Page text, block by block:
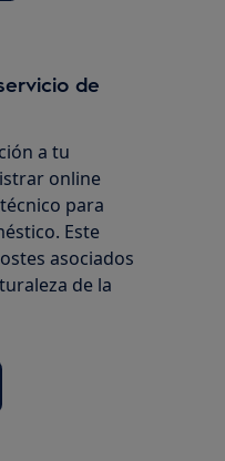
de
a tu
online
para
Este
asociados
de la